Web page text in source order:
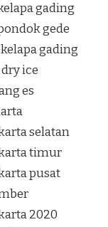
gading
gede
gading
ice
es
selatan
timur
pusat
2020